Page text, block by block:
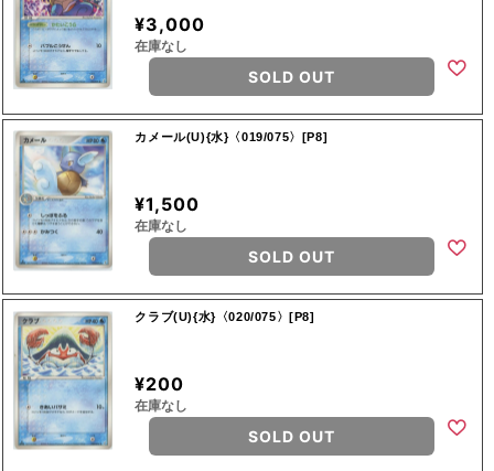
¥3,000
在庫なし
SOLD OUT
カメール(U){水}〈019/075〉[P8]
¥1,500
在庫なし
SOLD OUT
クラブ(U){水}〈020/075〉[P8]
¥200
在庫なし
SOLD OUT